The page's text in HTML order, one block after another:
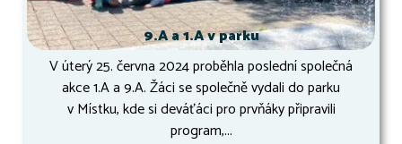
9.A a 1.A v parku
V úterý 25. června 2024 proběhla poslední společná
akce 1.A a 9.A. Žáci se společně vydali do parku
v Místku, kde si deváťáci pro prvňáky připravili
program,...